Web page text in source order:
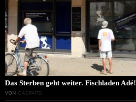
Das Sterben geht weiter. Fischladen Adé!
VON GASPARD